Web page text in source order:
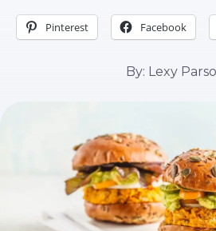
Pinterest Facebook
By: Lexy